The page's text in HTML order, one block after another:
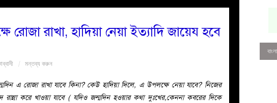
রোজা রাখা, হাদিয়া নেয়া ইত্যাদি জায়েয হবে
মন্তব্য করুন
এ রোজা রাখা যাবে কিনা? কেউ হাদিয়া দিলে, এ উপলক্ষে নেয়া যাবে? নিজের
রান্না করে খাওয়া যাবে ( যদিও জন্মদিন হওয়ার কথা দুঃখের,কেননা কবরের দিকে